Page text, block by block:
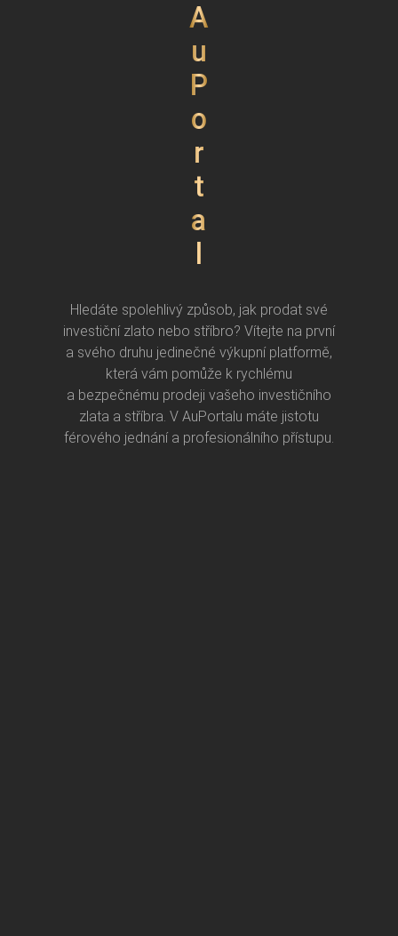
A
u
P
o
r
t
a
Hledáte spolehlivý způsob, jak prodat své
investiční zlato nebo stříbro? Vítejte na první
a svého druhu jedinečné výkupní platformě,
která vám pomůže k rychlému
a bezpečnému prodeji vašeho investičního
zlata a stříbra. V AuPortalu máte jistotu
férového jednání a profesionálního přístupu.